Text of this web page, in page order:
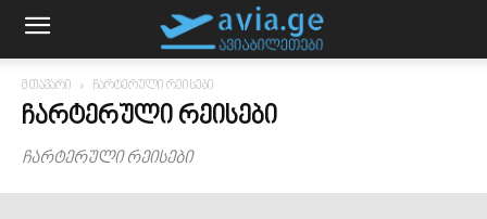
მთავარი ჩარტერული რეისები
ᲩᲐᲠᲢᲔᲠᲣᲚᲘ ᲠᲔᲘᲡᲔᲑᲘ
ჩარტერული რეისები